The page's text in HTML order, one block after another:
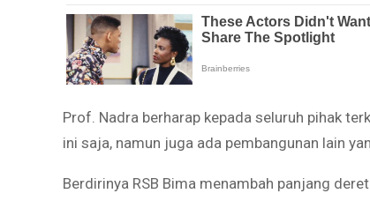
Prof. Nadra berharap kepada seluruh pihak
ini saja, namun juga ada pembangunan lain
Berdirinya RSB Bima menambah panjang